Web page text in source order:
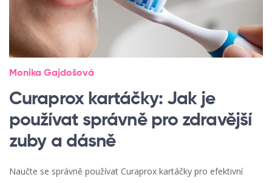
Monika Gajdošová
Curaprox kartáčky: Jak je
používat správně pro zdravější
zuby a dásně
Naučte se správně používat Curaprox kartáčky pro efektivní